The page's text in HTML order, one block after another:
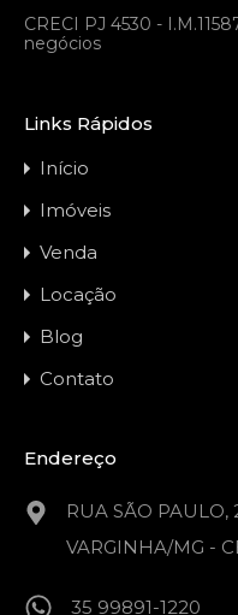
CRECI PJ 4530 -
negócios
Links Rápidos
Início
Imóveis
Venda
Locação
Blog
Contato
Endereço
RUA SÃO PAULO,
VARGINHA/MG -
35 99891-1220